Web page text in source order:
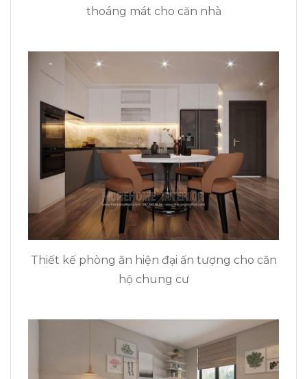
thoáng mát cho căn nhà
Thiết kế phòng ăn hiện đại ấn tượng cho căn
hộ chung cư